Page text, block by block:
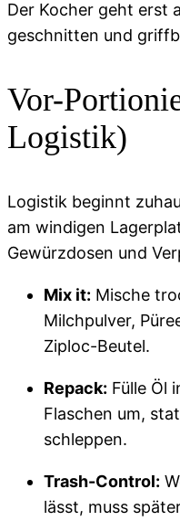
Der Kocher geht erst
geschnitten und
Vor-
Logistik)
Logistik beginnt
am windigen
Gewürzdosen und
Mix it: Mische
Milchpulver,
Ziploc-Beutel.
Repack: Fülle Öl
Flaschen um,
schleppen.
Trash-Control:
lässt, muss